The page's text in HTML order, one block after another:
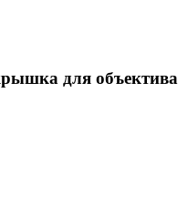
для объектива